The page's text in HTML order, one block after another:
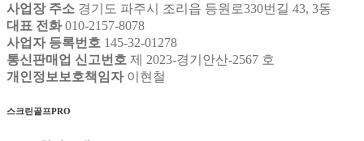
사업장 주소 경기도 파주시 조리읍 등원로330번길 43, 3동
대표 전화010-2157-8078
사업자 등록번호 145-32-01278
통신판매업 신고번호 제 2023-경기안산-2567 호
개인정보보호책임자이현철
스크린골프PRO